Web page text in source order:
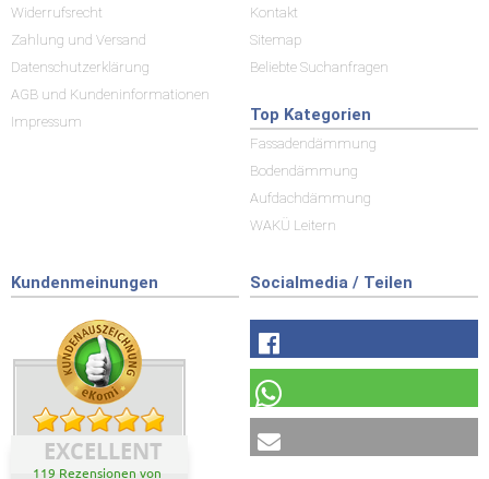
Widerrufsrecht
Zahlung und Versand
Datenschutzerklärung
AGB und Kundeninformationen
Impressum
Kontakt
Sitemap
Beliebte Suchanfragen
Top Kategorien
Fassadendämmung
Bodendämmung
Aufdachdämmung
WAKÜ Leitern
Kundenmeinungen
EXCELLENT
119 Rezensionen von
Socialmedia / Teilen